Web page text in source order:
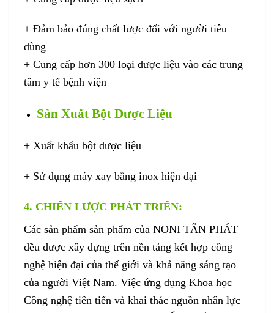
+ Đảm bảo đúng chất lược đối với người tiêu
dùng
+ Cung cấp hơn 300 loại dược liệu vào các trung
tâm y tế bệnh viện
Sản Xuất Bột Dược Liệu
+ Xuất khẩu bột dược liệu
+ Sử dụng máy xay bằng inox hiện đại
4. CHIẾN LƯỢC PHÁT TRIỂN:
Các sản phẩm sản phẩm của NONI TẤN PHÁT
đều được xây dựng trên nền tảng kết hợp công
nghệ hiện đại của thế giới và khả năng sáng tạo
của người Việt Nam. Việc ứng dụng Khoa học
Công nghệ tiên tiến và khai thác nguồn nhân lực